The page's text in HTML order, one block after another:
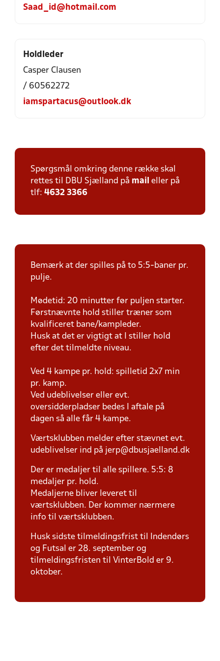
Saad_id@hotmail.com
Holdleder
Casper Clausen
/ 60562272
iamspartacus@outlook.dk
Spørgsmål omkring denne række skal
rettes til DBU Sjælland på mail eller på
tlf: 4632 3366
Bemærk at der spilles på to 5:5-baner pr.
pulje.
Mødetid: 20 minutter før puljen starter.
Førstnævnte hold stiller træner som
kvalificeret bane/kampleder.
Husk at det er vigtigt at I stiller hold
efter det tilmeldte niveau.
Ved 4 kampe pr. hold: spilletid 2x7 min
pr. kamp.
Ved udeblivelser eller evt.
oversidderpladser bedes I aftale på
dagen så alle får 4 kampe.
Værtsklubben melder efter stævnet evt.
udeblivelser ind på jerp@dbusjaelland.dk
Der er medaljer til alle spillere. 5:5: 8
medaljer pr. hold.
Medaljerne bliver leveret til
værtsklubben. Der kommer nærmere
info til værtsklubben.
Husk sidste tilmeldingsfrist til Indendørs
og Futsal er 28. september og
tilmeldingsfristen til VinterBold er 9.
oktober.